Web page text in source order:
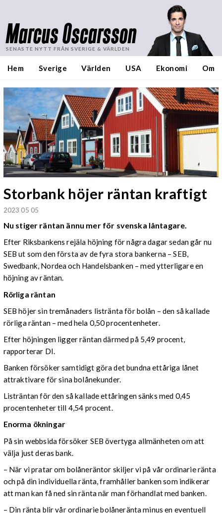
Marcus Oscarsson
SENASTE NYTT FRÅN SVERIGE & VÄRLDEN
Hem Sverige Världen USA Ekonomi Om
Storbank höjer räntan kraftigt
2023 05 05
Nu stiger räntan ännu mer för svenska låntagare.
Efter Riksbankens rejäla höjning för några dagar sedan går nu
SEB ut som den första av de fyra stora bankerna – SEB,
Swedbank, Nordea och Handelsbanken – med ytterligare en
höjning av räntan.
Rörliga räntan
SEB höjer sin tremånaders listränta för bolån – den så kallade
rörliga räntan – med hela 0,50 procentenheter.
Efter höjningen ligger räntan därmed på 5,49 procent,
rapporterar DI.
Banken försöker samtidigt göra det bundna ettåriga lånet
attraktivare för sina bolånekunder.
Listräntan för den så kallade ettåringen sänks med 0,45
procentenheter till 4,54 procent.
Enorma ökningar
På sin webbsida försöker SEB övertyga allmänheten om att
välja just deras bank.
– När vi pratar om bolåneräntor skiljer vi på vår ordinarie ränta
och på din individuella ränta, framhåller banken som indikerar
att man kan få ned sin ränta när man förhandlat med banken.
– Din ränta blir vår ordinarie bolåneränta minus en eventuell